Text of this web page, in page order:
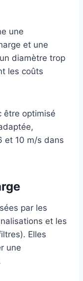
une
et une
diamètre trop
les coûts
être optimisé
et 10 m/s dans
par les
et les
Elles
une